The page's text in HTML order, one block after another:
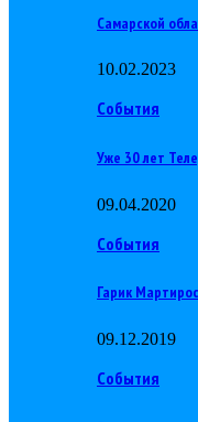
Самарской
10.02.2023
События
Уже 30 лет
09.04.2020
События
Гарик
09.12.2019
События